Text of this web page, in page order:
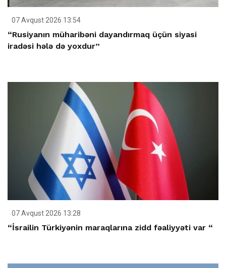
07 Avqust 2026 13:54
“Rusiyanın müharibəni dayandırmaq üçün siyasi
iradəsi hələ də yoxdur”
07 Avqust 2026 13:28
“İsrailin Türkiyənin maraqlarına zidd fəaliyyəti var “